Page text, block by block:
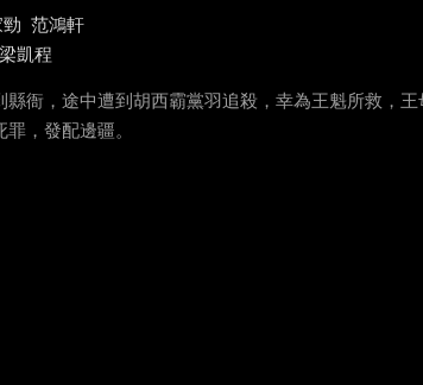
范鴻軒
梁凱程
衙，途中遭到胡西霸黨羽追殺，幸為王魁所救，
，發配邊疆。